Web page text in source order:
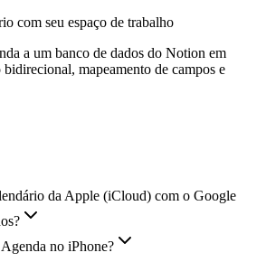
com seu espaço de trabalho
a um banco de dados do Notion em
mapeamento de campos e
da Apple (iCloud) com o Google
no iPhone?